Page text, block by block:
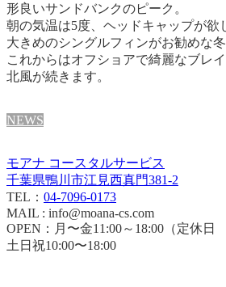
形良いサンドバンクのピーク。
朝の気温は5度、ヘッドキャップが欲
大きめのシングルフィンがお勧めな冬
これからはオフショアで綺麗なブレ
北風が続きます。
NEWS
モアナ コースタルサービス
千葉県鴨川市江見西真門381-2
TEL： 04-7096-0173
MAIL : info@moana-cs.com
OPEN：月〜金11:00～18:00（定休日
土日祝10:00〜18:00